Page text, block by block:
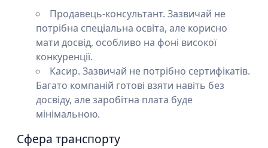
Продавець-консультант. Зазвичай не
потрібна спеціальна освіта, але корисно
мати досвід, особливо на фоні високої
конкуренції.
Касир. Зазвичай не потрібно сертифікатів.
Багато компаній готові взяти навіть без
досвіду, але заробітна плата буде
мінімальною.
Сфера транспорту